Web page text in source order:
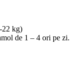
22 kg)
de 1 – 4 ori pe zi.